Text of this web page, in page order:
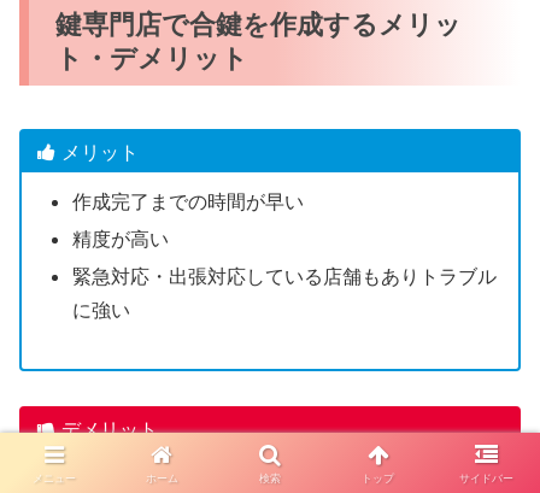
鍵専門店で合鍵を作成するメリッ
ト・デメリット
メリット
作成完了までの時間が早い
精度が高い
緊急対応・出張対応している店舗もありトラブル
に強い
デメリット
一部のディンプルキーは店舗で合鍵作成できない
メニュー ホーム 検索 トップ サイドバー